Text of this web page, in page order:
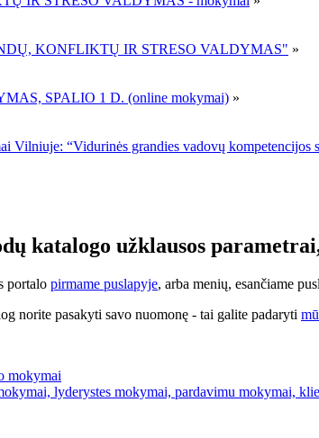
KONFLIKTŲ IR STRESO VALDYMAS" »
SPALIO 1 D. (online mokymai) »
Vilniuje: “Vidurinės grandies vadovų kompetencijos
katalogo užklausos
portalo pirmame puslapyje, arba menių, esančiame
norite pasakyti savo nuomonę - tai galite padaryti
mokymai
lyderystes mokymai, pardavimu mokymai,